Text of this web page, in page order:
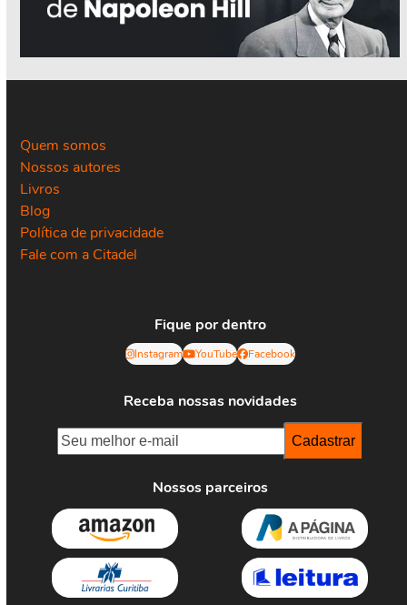
Quem somos
Nossos autores
Livros
Blog
Política de privacidade
Fale com a Citadel
Fique por dentro
Instagram YouTube Facebook
Receba nossas novidades
Nossos parceiros